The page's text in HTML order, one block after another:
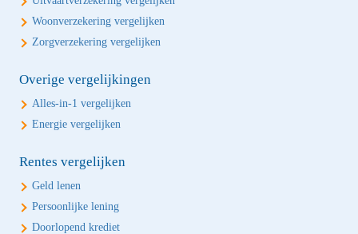
Woonverzekering vergelijken
Zorgverzekering vergelijken
Overige vergelijkingen
Alles-in-1 vergelijken
Energie vergelijken
Rentes vergelijken
Geld lenen
Persoonlijke lening
Doorlopend krediet